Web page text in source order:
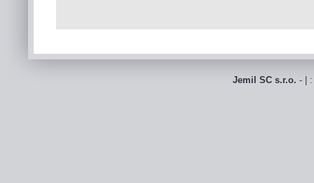
Jemil SC s.r.o. - |